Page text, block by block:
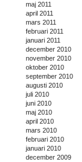
maj 2011
april 2011
mars 2011
februari 2011
januari 2011
december 2010
november 2010
oktober 2010
september 2010
augusti 2010
juli 2010
juni 2010
maj 2010
april 2010
mars 2010
februari 2010
januari 2010
december 2009